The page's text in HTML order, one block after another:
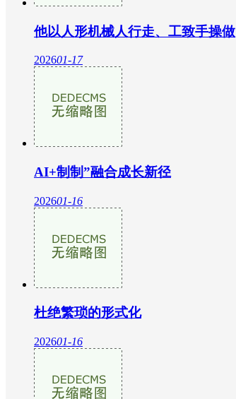
他以人形机械人行走、工致手操做
202601-17
AI+制制”融合成长新径
202601-16
杜绝繁琐的形式化
202601-16